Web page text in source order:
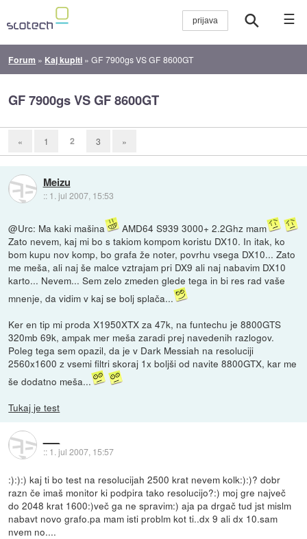
☰
Forum » Kaj kupiti »GF 7900gs VS GF 8600GT
GF 7900gs VS GF 8600GT
« 1 2 3 »
Meizu
:: 1. jul 2007, 15:53
@Urc: Ma kaki mašina
AMD64 S939 3000+ 2.2Ghz mam
Zato nevem, kaj mi bo s takiom kompom koristu DX10. In itak, ko
bom kupu nov komp, bo grafa že noter, povrhu vsega DX10... Zato
me meša, ali naj še malce vztrajam pri DX9 ali naj nabavim DX10
karto... Nevem... Sem zelo zmeden glede tega in bi res rad vaše
mnenje, da vidim v kaj se bolj splača...
Ker en tip mi proda X1950XTX za 47k, na funtechu je 8800GTS
320mb 69k, ampak mer meša zaradi prej navedenih razlogov.
Poleg tega sem opazil, da je v Dark Messiah na resoluciji
2560x1600 z vsemi filtri skoraj 1x boljši od navite 8800GTX, kar me
še dodatno meša...
Tukaj je test
:: 1. jul 2007, 15:57
:):):) kaj ti bo test na resolucijah 2500 krat nevem kolk:):)? dobr
razn če imaš monitor ki podpira tako resolucijo?:) moj gre največ
do 2048 krat 1600:)več ga ne spravim:) aja pa drgač tud jst mislm
nabavt novo grafo.pa mam isti problm kot ti..dx 9 ali dx 10.sam
nvem no....